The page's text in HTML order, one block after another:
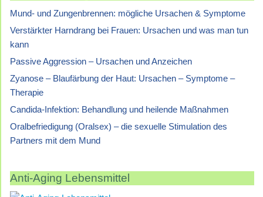
Mund- und Zungenbrennen: mögliche Ursachen & Symptome
Verstärkter Harndrang bei Frauen: Ursachen und was man tun
kann
Passive Aggression – Ursachen und Anzeichen
Zyanose – Blaufärbung der Haut: Ursachen – Symptome –
Therapie
Candida-Infektion: Behandlung und heilende Maßnahmen
Oralbefriedigung (Oralsex) – die sexuelle Stimulation des
Partners mit dem Mund
Anti-Aging Lebensmittel